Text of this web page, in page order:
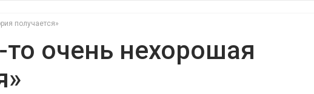
получается»
очень нехорошая